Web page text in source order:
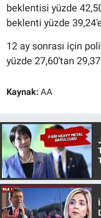
beklentisi yüzde
beklenti yüzde
12 ay sonrası için
yüzde 27,60'tan
Kaynak: AA
Yerel Yaşam
Canlı Yayın